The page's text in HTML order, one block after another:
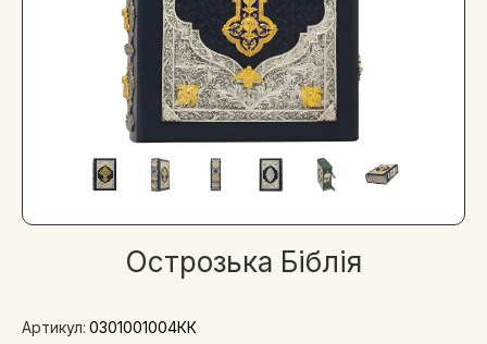
Острозька Біблія
Артикул: 0301001004КК